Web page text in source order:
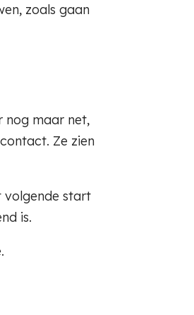
zoals gaan
nog maar net,
Ze zien
volgende start
is.